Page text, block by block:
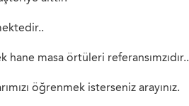
masa örtüleri referansımzıdır..
öğrenmek isterseniz arayınız.